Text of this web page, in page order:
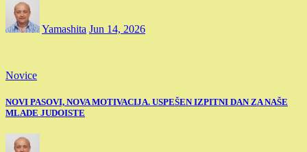
Yamashita Jun 14, 2026
Novice
NOVI PASOVI, NOVA MOTIVACIJA. USPEŠEN IZPITNI DAN ZA NAŠE
MLADE JUDOISTE